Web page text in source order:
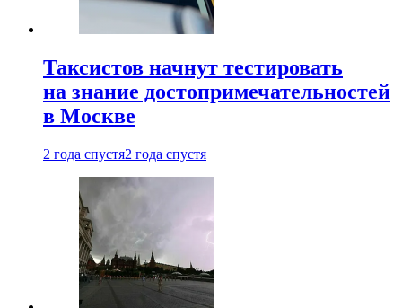
Таксистов начнут тестировать
на знание достопримечательностей
в Москве
2 года спустя2 года спустя